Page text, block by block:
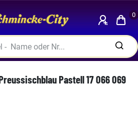
0
Pastell 17 066 069